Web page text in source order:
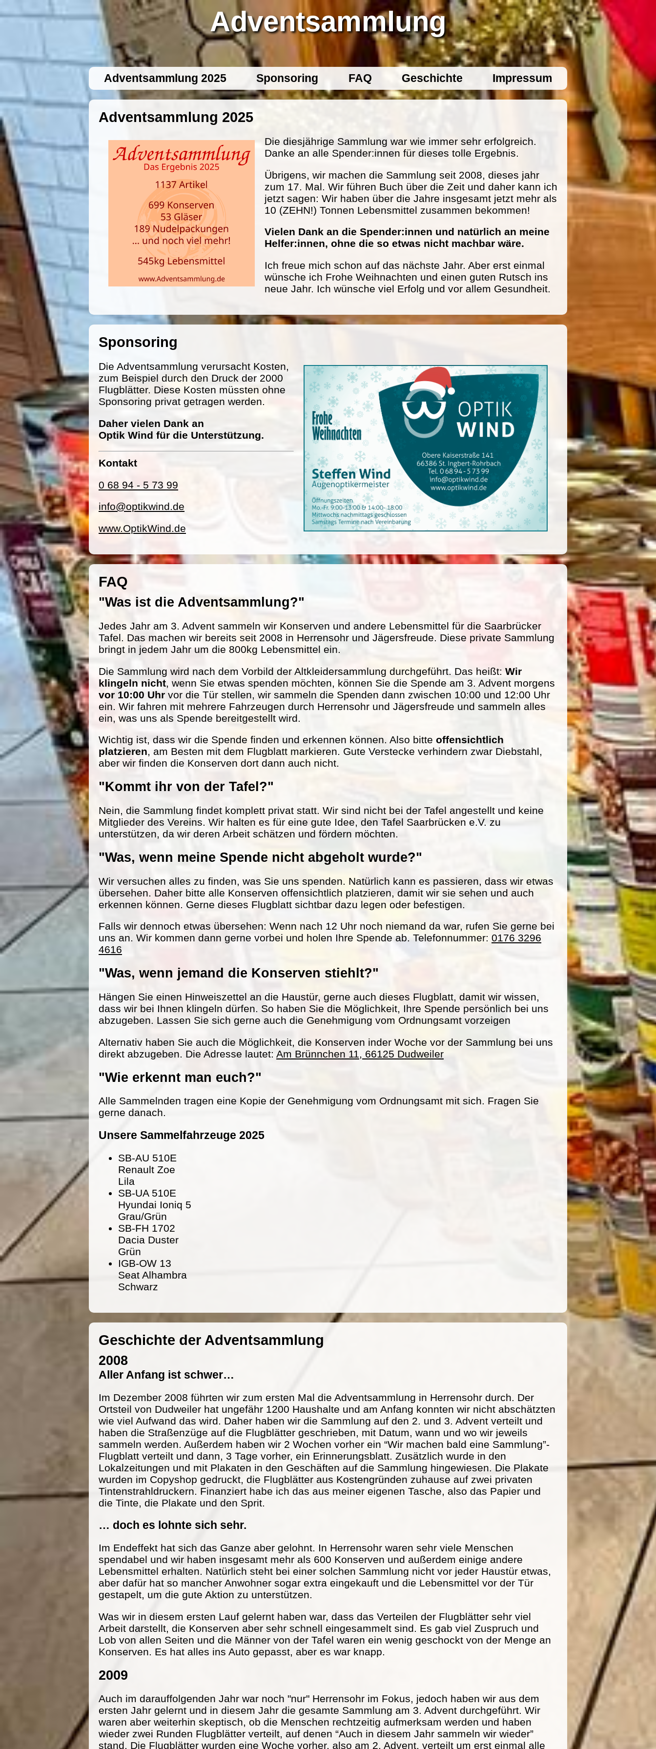
Adventsammlung
Adventsammlung 2025 Sponsoring FAQ Geschichte Impressum
Adventsammlung 2025
Die diesjährige Sammlung war wie immer sehr erfolgreich.
Danke an alle Spender:innen für dieses tolle Ergebnis.
Übrigens, wir machen die Sammlung seit 2008, dieses jahr
zum 17. Mal. Wir führen Buch über die Zeit und daher kann ich
jetzt sagen: Wir haben über die Jahre insgesamt jetzt mehr als
10 (ZEHN!) Tonnen Lebensmittel zusammen bekommen!
Vielen Dank an die Spender:innen und natürlich an meine
Helfer:innen, ohne die so etwas nicht machbar wäre.
Ich freue mich schon auf das nächste Jahr. Aber erst einmal
wünsche ich Frohe Weihnachten und einen guten Rutsch ins
neue Jahr. Ich wünsche viel Erfolg und vor allem Gesundheit.
Sponsoring
Die Adventsammlung verursacht Kosten,
zum Beispiel durch den Druck der 2000
Flugblätter. Diese Kosten müssten ohne
Sponsoring privat getragen werden.
Daher vielen Dank an
Optik Wind für die Unterstützung.
Kontakt
0 68 94 - 5 73 99
info@optikwind.de
www.OptikWind.de
FAQ
"Was ist die Adventsammlung?"
Jedes Jahr am 3. Advent sammeln wir Konserven und andere Lebensmittel für die Saarbrücker
Tafel. Das machen wir bereits seit 2008 in Herrensohr und Jägersfreude. Diese private Sammlung
bringt in jedem Jahr um die 800kg Lebensmittel ein.
Die Sammlung wird nach dem Vorbild der Altkleidersammlung durchgeführt. Das heißt: Wir
klingeln nicht , wenn Sie etwas spenden möchten, können Sie die Spende am 3. Advent morgens
vor 10:00 Uhr vor die Tür stellen, wir sammeln die Spenden dann zwischen 10:00 und 12:00 Uhr
ein. Wir fahren mit mehrere Fahrzeugen durch Herrensohr und Jägersfreude und sammeln alles
ein, was uns als Spende bereitgestellt wird.
Wichtig ist, dass wir die Spende finden und erkennen können. Also bitte offensichtlich
platzieren, am Besten mit dem Flugblatt markieren. Gute Verstecke verhindern zwar Diebstahl,
aber wir finden die Konserven dort dann auch nicht.
"Kommt ihr von der Tafel?"
Nein, die Sammlung findet komplett privat statt. Wir sind nicht bei der Tafel angestellt und keine
Mitglieder des Vereins. Wir halten es für eine gute Idee, den Tafel Saarbrücken e.V. zu
unterstützen, da wir deren Arbeit schätzen und fördern möchten.
"Was, wenn meine Spende nicht abgeholt wurde?"
Wir versuchen alles zu finden, was Sie uns spenden. Natürlich kann es passieren, dass wir etwas
übersehen. Daher bitte alle Konserven offensichtlich platzieren, damit wir sie sehen und auch
erkennen können. Gerne dieses Flugblatt sichtbar dazu legen oder befestigen.
Falls wir dennoch etwas übersehen: Wenn nach 12 Uhr noch niemand da war, rufen Sie gerne bei
uns an. Wir kommen dann gerne vorbei und holen Ihre Spende ab. Telefonnummer: 0176 3296
4616
"Was, wenn jemand die Konserven stiehlt?"
Hängen Sie einen Hinweiszettel an die Haustür, gerne auch dieses Flugblatt, damit wir wissen,
dass wir bei Ihnen klingeln dürfen. So haben Sie die Möglichkeit, Ihre Spende persönlich bei uns
abzugeben. Lassen Sie sich gerne auch die Genehmigung vom Ordnungsamt vorzeigen
Alternativ haben Sie auch die Möglichkeit, die Konserven inder Woche vor der Sammlung bei uns
direkt abzugeben. Die Adresse lautet: Am Brünnchen 11, 66125 Dudweiler
"Wie erkennt man euch?"
Alle Sammelnden tragen eine Kopie der Genehmigung vom Ordnungsamt mit sich. Fragen Sie
gerne danach.
Unsere Sammelfahrzeuge 2025
SB-AU 510E
Renault Zoe
Lila
SB-UA 510E
Hyundai Ioniq 5
Grau/Grün
SB-FH 1702
Dacia Duster
Grün
IGB-OW 13
Seat Alhambra
Schwarz
Geschichte der Adventsammlung
2008
Aller Anfang ist schwer…
Im Dezember 2008 führten wir zum ersten Mal die Adventsammlung in Herrensohr durch. Der
Ortsteil von Dudweiler hat ungefähr 1200 Haushalte und am Anfang konnten wir nicht abschätzten
wie viel Aufwand das wird. Daher haben wir die Sammlung auf den 2. und 3. Advent verteilt und
haben die Straßenzüge auf die Flugblätter geschrieben, mit Datum, wann und wo wir jeweils
sammeln werden. Außerdem haben wir 2 Wochen vorher ein “Wir machen bald eine Sammlung”-
Flugblatt verteilt und dann, 3 Tage vorher, ein Erinnerungsblatt. Zusätzlich wurde in den
Lokalzeitungen und mit Plakaten in den Geschäften auf die Sammlung hingewiesen. Die Plakate
wurden im Copyshop gedruckt, die Flugblätter aus Kostengründen zuhause auf zwei privaten
Tintenstrahldruckern. Finanziert habe ich das aus meiner eigenen Tasche, also das Papier und
die Tinte, die Plakate und den Sprit.
… doch es lohnte sich sehr.
Im Endeffekt hat sich das Ganze aber gelohnt. In Herrensohr waren sehr viele Menschen
spendabel und wir haben insgesamt mehr als 600 Konserven und außerdem einige andere
Lebensmittel erhalten. Natürlich steht bei einer solchen Sammlung nicht vor jeder Haustür etwas,
aber dafür hat so mancher Anwohner sogar extra eingekauft und die Lebensmittel vor der Tür
gestapelt, um die gute Aktion zu unterstützen.
Was wir in diesem ersten Lauf gelernt haben war, dass das Verteilen der Flugblätter sehr viel
Arbeit darstellt, die Konserven aber sehr schnell eingesammelt sind. Es gab viel Zuspruch und
Lob von allen Seiten und die Männer von der Tafel waren ein wenig geschockt von der Menge an
Konserven. Es hat alles ins Auto gepasst, aber es war knapp.
2009
Auch im darauffolgenden Jahr war noch "nur" Herrensohr im Fokus, jedoch haben wir aus dem
ersten Jahr gelernt und in diesem Jahr die gesamte Sammlung am 3. Advent durchgeführt. Wir
waren aber weiterhin skeptisch, ob die Menschen rechtzeitig aufmerksam werden und haben
wieder zwei Runden Flugblätter verteilt, auf denen “Auch in diesem Jahr sammeln wir wieder”
stand. Die Flugblätter wurden eine Woche vorher, also am 2. Advent, verteilt um erst einmal alle